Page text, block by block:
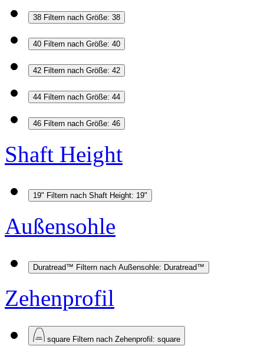
38 Filtern nach Größe: 38
40 Filtern nach Größe: 40
42 Filtern nach Größe: 42
44 Filtern nach Größe: 44
46 Filtern nach Größe: 46
Shaft Height
19" Filtern nach Shaft Height: 19"
Außensohle
Duratread™ Filtern nach Außensohle: Duratread™
Zehenprofil
square Filtern nach Zehenprofil: square